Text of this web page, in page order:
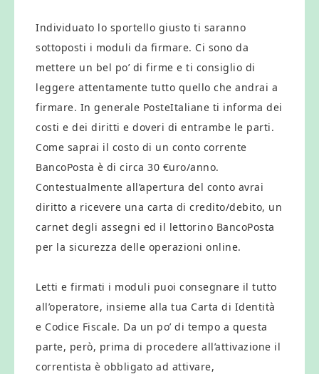
Individuato lo sportello giusto ti saranno
sottoposti i moduli da firmare. Ci sono da
mettere un bel po’ di firme e ti consiglio di
leggere attentamente tutto quello che andrai a
firmare. In generale PosteItaliane ti informa dei
costi e dei diritti e doveri di entrambe le parti.
Come saprai il costo di un conto corrente
BancoPosta è di circa 30 €uro/anno.
Contestualmente all’apertura del conto avrai
diritto a ricevere una carta di credito/debito, un
carnet degli assegni ed il lettorino BancoPosta
per la sicurezza delle operazioni online.
Letti e firmati i moduli puoi consegnare il tutto
all’operatore, insieme alla tua Carta di Identità
e Codice Fiscale. Da un po’ di tempo a questa
parte, però, prima di procedere all’attivazione il
correntista è obbligato ad attivare,